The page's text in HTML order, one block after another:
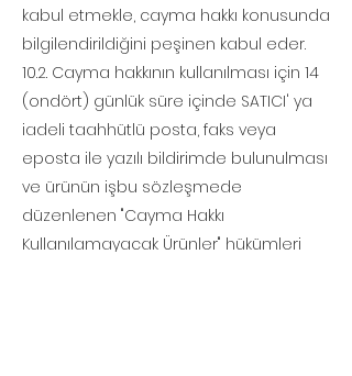
kabul etmekle, cayma hakkı konusunda
bilgilendirildiğini peşinen kabul eder.
10.2. Cayma hakkının kullanılması için 14
(ondört) günlük süre içinde SATICI' ya
iadeli taahhütlü posta, faks veya
eposta ile yazılı bildirimde bulunulması
ve ürünün işbu sözleşmede
düzenlenen "Cayma Hakkı
Kullanılamayacak Ürünler" hükümleri